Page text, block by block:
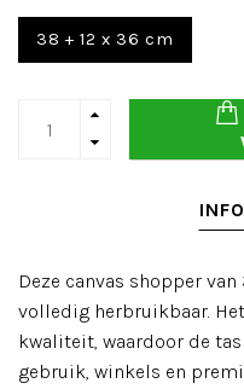
38 + 12 x 36 cm
Deze canvas shopper
volledig herbruikbaar.
kwaliteit, waardoor de
gebruik, winkels en